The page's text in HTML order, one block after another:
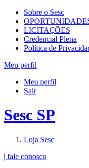
Sobre o Sesc
LICITAÇÕES
Credencial Plena
Política de
Meu perfil
Meu perfil
Sair
Sesc SP
Loja Sesc
| fale conosco